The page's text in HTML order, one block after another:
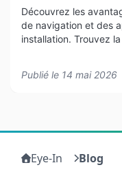
Eye-In Blog
Découvrez les
de navigation et des
installation. Trouvez
Publié le 14 mai 2026